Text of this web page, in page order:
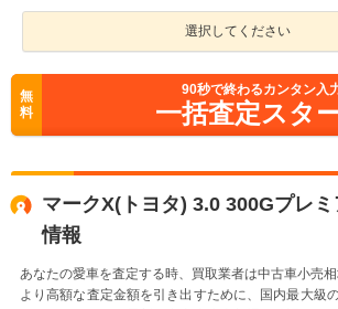
選択してください
無
料
90秒で終わるカンタン入
一括査定スタ
マークX(トヨタ) 3.0 300Gプレ
情報
あなたの愛車を査定する時、買取業者は中古車小売相
より高額な査定金額を引き出すために、国内最大級